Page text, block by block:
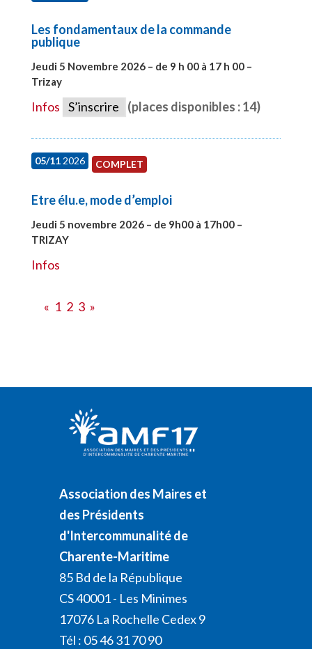
Les fondamentaux de la commande
publique
Jeudi 5 Novembre 2026 – de 9 h 00 à 17 h 00 –
Trizay
Infos S’inscrire (places disponibles : 14)
05/112026 COMPLET
Etre élu.e, mode d’emploi
Jeudi 5 novembre 2026 – de 9h00 à 17h00 –
TRIZAY
Infos
« 1 2 3 »
Association des Maires et
des Présidents
d'Intercommunalité de
Charente-Maritime
85 Bd de la République
CS 40001 - Les Minimes
17076 La Rochelle Cedex 9
Tél : 05 46 31 70 90